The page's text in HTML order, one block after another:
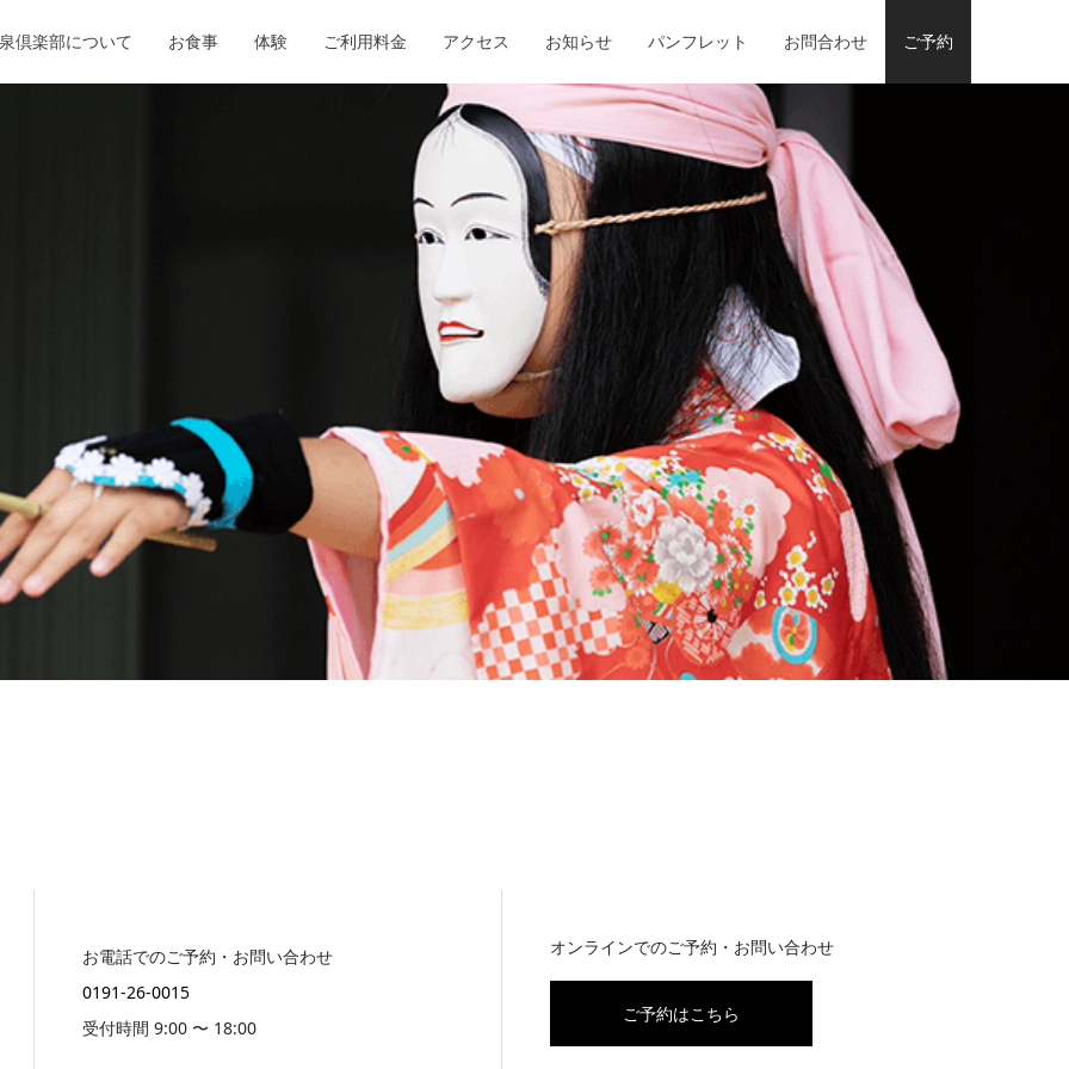
倶楽部について お食事 体験 ご利用料金 アクセス お知らせ パンフレット お問合わせ ご予約
お電話でのご予約・お問い合わせ
0191-26-0015
受付時間 9:00 〜 18:00
オンラインでのご予約・お問い合わせ
ご予約はこちら